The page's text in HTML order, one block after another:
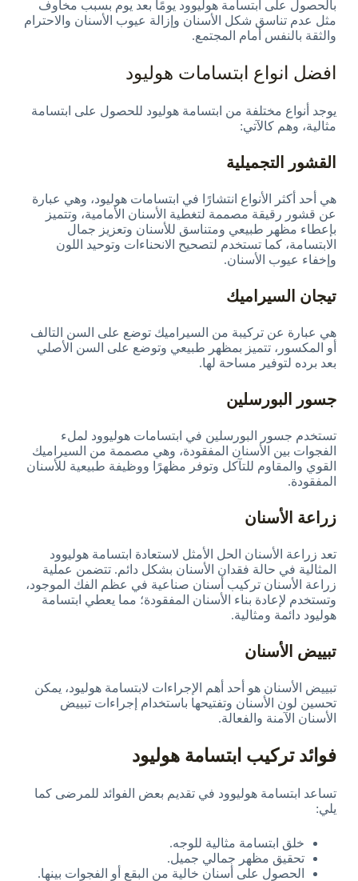
بالحصول على ابتسامة هوليوود يومًا بعد يوم بسبب مخاوف
مثل عدم تناسق شكل الأسنان وإزالة عيوب الأسنان والاحترام
والثقة بالنفس أمام المجتمع.
افضل انواع ابتسامات هوليود
يوجد أنواع مختلفة من ابتسامة هوليود للحصول على ابتسامة
مثالية، وهم كالآتي:
القشور التجميلية
هي أحد أكثر الأنواع انتشارًا في ابتسامات هوليود، وهي عبارة
عن قشور رقيقة مصممة لتغطية الأسنان الأمامية، وتتميز
بإعطاء مظهر طبيعي ومتناسق للأسنان وتعزيز جمال
الابتسامة، كما تستخدم لتصحيح الانحناءات وتوحيد اللون
وإخفاء عيوب الأسنان.
تيجان السيراميك
هي عبارة عن تركيبة من السيراميك توضع على السن التالف
أو المكسور، تتميز بمظهر طبيعي وتوضع على السن الأصلي
بعد برده لتوفير مساحة لها.
جسور البورسلين
تستخدم جسور البورسلين في ابتسامات هوليوود لملء
الفجوات بين الأسنان المفقودة، وهي مصممة من السيراميك
القوي والمقاوم للتآكل وتوفر مظهرًا ووظيفة طبيعية للأسنان
المفقودة.
زراعة الأسنان
تعد زراعة الأسنان الحل الأمثل لاستعادة ابتسامة هوليوود
المثالية في حالة فقدان الأسنان بشكل دائم. تتضمن عملية
زراعة الأسنان تركيب أسنان صناعية في عظم الفك الموجود،
وتستخدم لإعادة بناء الأسنان المفقودة؛ مما يعطي ابتسامة
هوليود دائمة ومثالية.
تبييض الأسنان
تبييض الأسنان هو أحد أهم الإجراءات لابتسامة هوليود، يمكن
تحسين لون الأسنان وتفتيحها باستخدام إجراءات تبييض
الأسنان الآمنة والفعالة.
فوائد تركيب ابتسامة هوليود
تساعد ابتسامة هوليوود في تقديم بعض الفوائد للمرضى كما
يلي:
خلق ابتسامة مثالية للوجه.
تحقيق مظهر جمالي جميل.
الحصول على أسنان خالية من البقع أو الفجوات بينها.